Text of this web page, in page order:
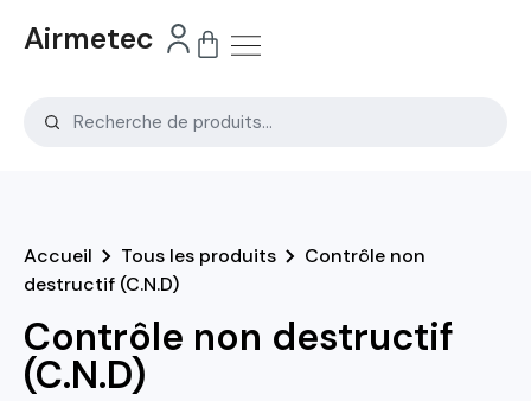
Airmetec
Contrôle non destructif
(C.N.D)
Accueil Tous les produits
Contrôle non
destructif (C.N.D)